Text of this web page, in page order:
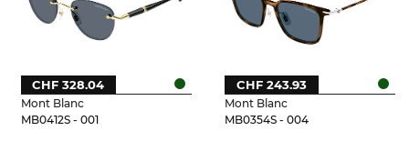
Mont Blanc
MB0412S - 001
CHF 328.04
Mont Blanc
MB0354S - 004
CHF 243.93